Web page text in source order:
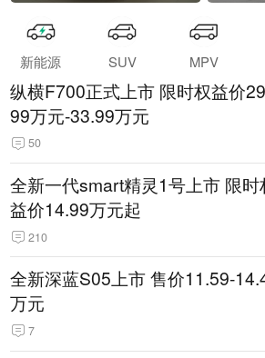
新能源 SUV MPV
纵横F700正式上市 限时权益价
99万元-33.99万元
50
全新一代smart精灵1号上市 限时
益价14.99万元起
210
全新深蓝S05上市 售价11.59-
万元
7